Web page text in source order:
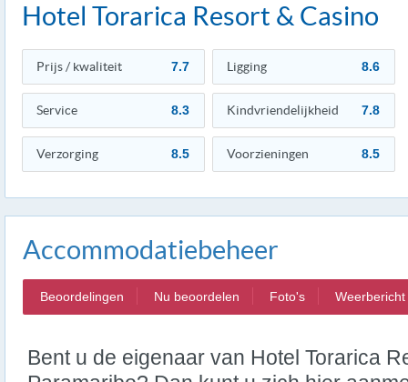
Hotel Torarica Resort & Casino
Prijs / kwaliteit 7.7 Ligging 8.6
Service 8.3 Kindvriendelijkheid 7.8
Verzorging 8.5 Voorzieningen 8.5
Accommodatiebeheer
Beoordelingen Nu beoordelen Foto's Weerbericht
Bent u de eigenaar van Hotel Torarica